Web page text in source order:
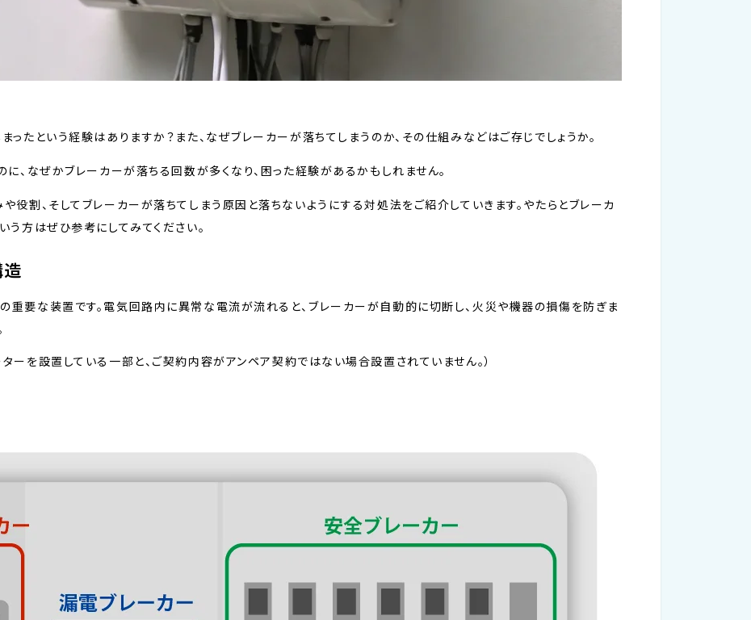
ったという経験はありますか？また、なぜブレーカーが落ちてしまうのか、その仕組みなどはご存じでしょうか。
に、なぜかブレーカーが落ちる回数が多くなり、困った経験があるかもしれません。
役割、そしてブレーカーが落ちてしまう原因と落ちないようにする対処法をご紹介していきます。やたらとブレーカ
う方はぜひ参考にしてみてください。
造
重要な装置です。電気回路内に異常な電流が流れると、ブレーカーが自動的に切断し、火災や機器の損傷を防ぎま
ーを設置している一部と、ご契約内容がアンペア契約ではない場合設置されていません。）